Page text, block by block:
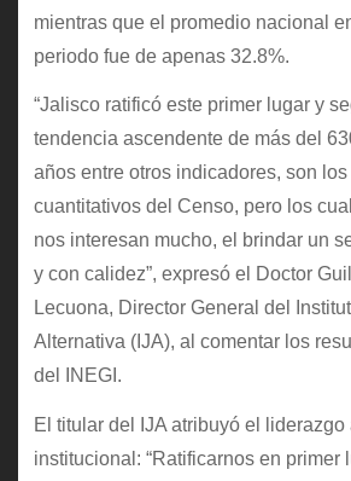
mientras que el promedio nacional
periodo fue de apenas 32.8%.
“Jalisco ratificó este primer lugar y
tendencia ascendente de más del
años entre otros indicadores, son
cuantitativos del Censo, pero los
nos interesan mucho, el brindar un
y con calidez”, expresó el Doctor
Lecuona, Director General del
Alternativa (IJA), al comentar los
del INEGI.
El titular del IJA atribuyó el
institucional: “Ratificarnos en primer